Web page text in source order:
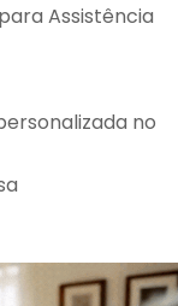
Assistência
no